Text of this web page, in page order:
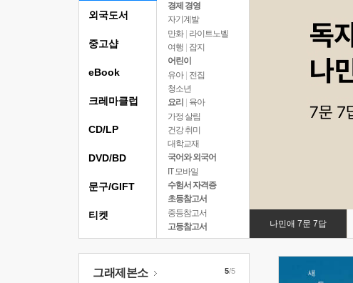
경제 경영
자기계발
만화 | 라이트노벨
여행
잡지
어린이
유아 | 전집
청소년
요리
육아
가정 살림
건강 취미
대학교재
국어와 외국어
IT 모바일
수험서 자격증
초등참고서
중등참고서
고등참고서
나민애 7문 7답
외국도서
중고샵
eBook
크레마클럽
CD/LP
DVD/BD
문구/GIFT
티켓
그래제본소 5/5